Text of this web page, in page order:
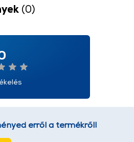
(0)
erről a termékről!